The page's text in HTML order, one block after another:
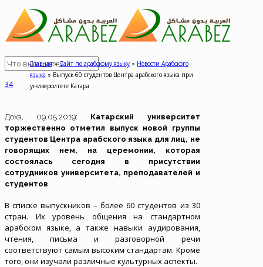
Главная»Сайт по арабскому языку » Новости Арабского
языка » Выпуск 60 студентов Центра арабского языка при
университете Катара
34
Доха, 09.05.2019: Катарский университет
торжественно отметил выпуск новой группы
студентов Центра арабского языка для лиц, не
говорящих нем, на церемонии, которая
состоялась сегодня в присутствии
сотрудников университета, преподавателей и
студентов.
В списке выпускников – более 60 студентов из 30
стран. Их уровень общения на стандартном
арабском языке, а также навыки аудирования,
чтения, письма и разговорной речи
соответствуют самым высоким стандартам. Кроме
того, они изучали различные культурных аспекты.